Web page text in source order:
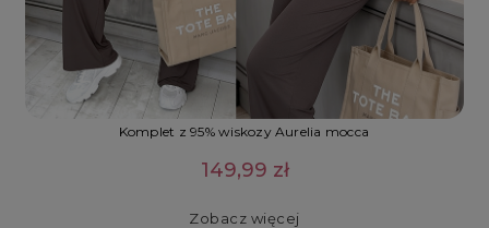
Komplet z 95% wiskozy Aurelia mocca
149,99 zł
Zobacz więcej